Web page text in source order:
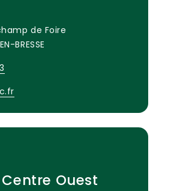
de Foire
BRESSE
Ouest